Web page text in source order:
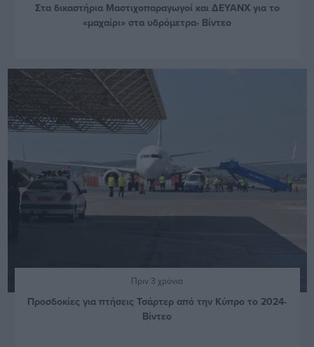
Στα δικαστήρια Μαστιχοπαραγωγοί και ΔΕΥΑΝΧ για το
«μαχαίρι» στα υδρόμετρα- Βίντεο
Πριν 3 χρόνια
Προσδοκίες για πτήσεις Τσάρτερ από την Κύπρο το 2024-
Βίντεο